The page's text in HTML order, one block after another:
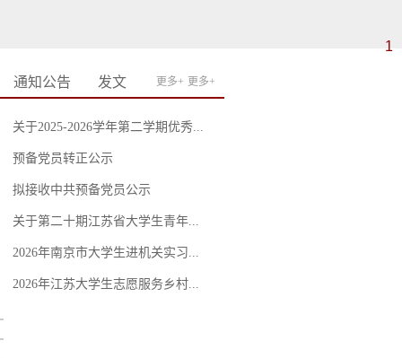
1
程永波校长与我校参加第三届江苏发展大会志愿者亲切
更多+ 更多+
通知公告 发文
关于2025-2026学年第二学期优秀...
预备党员转正公示
拟接收中共预备党员公示
关于第二十期江苏省大学生青年...
2026年南京市大学生进机关实习...
2026年江苏大学生志愿服务乡村...